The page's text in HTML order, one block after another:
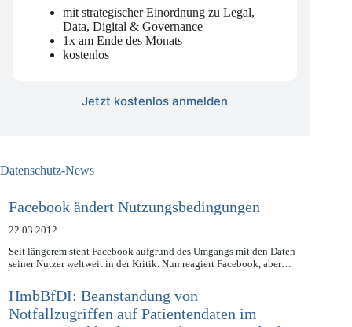
mit strategischer Einordnung zu Legal,
Data, Digital & Governance
1x am Ende des Monats
Facebook ändert Nutzungsbedingungen
22.03.2012
Seit längerem steht Facebook aufgrund des Umgangs mit den Daten
HmbBfDI: Beanstandung von